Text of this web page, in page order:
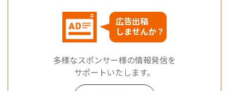
広告出稿
しませんか？
多様なスポンサー様の情報発信を
サポートいたします。